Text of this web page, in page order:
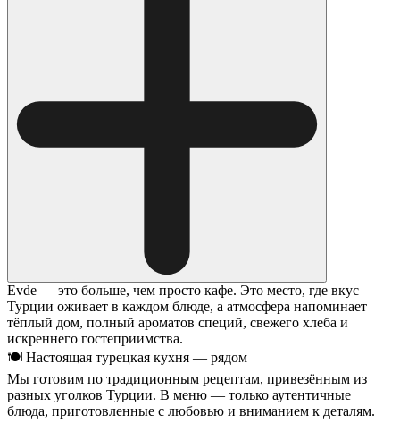
Evde — это больше, чем просто кафе. Это место, где вкус
Турции оживает в каждом блюде, а атмосфера напоминает
тёплый дом, полный ароматов специй, свежего хлеба и
искреннего гостеприимства.
🍽 Настоящая турецкая кухня — рядом
Мы готовим по традиционным рецептам, привезённым из
разных уголков Турции. В меню — только аутентичные
блюда, приготовленные с любовью и вниманием к деталям.